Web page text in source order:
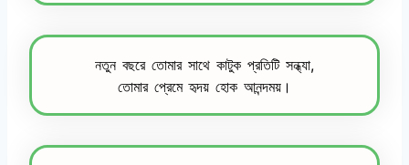
নতুন বছরে তোমার সাথে কাটুক প্রতিটি সন্ধ্যা,
তোমার প্রেমে হৃদয় হোক আনন্দময়।